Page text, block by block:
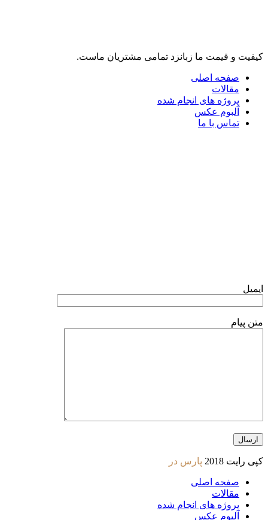
کیفیت و قیمت ما زبانزد تمامی مشتریان ماست.
صفحه اصلی
مقالات
پروژه های انجام شده
آلبوم عکس
تماس با ما
ایمیل
متن پیام
کپی رایت 2018 پارس در
صفحه اصلی
مقالات
پروژه های انجام شده
آلبوم عکس